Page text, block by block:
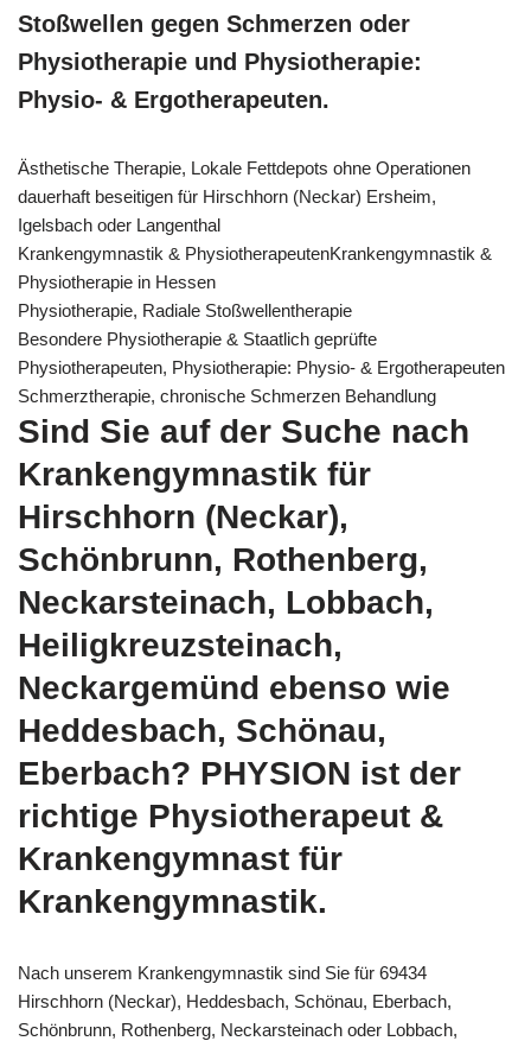
Stoßwellen gegen Schmerzen oder
Physiotherapie und Physiotherapie:
Physio- & Ergotherapeuten.
Ästhetische Therapie, Lokale Fettdepots ohne Operationen
dauerhaft beseitigen für Hirschhorn (Neckar) Ersheim,
Igelsbach oder Langenthal
Krankengymnastik & PhysiotherapeutenKrankengymnastik &
Physiotherapie in Hessen
Physiotherapie, Radiale Stoßwellentherapie
Besondere Physiotherapie & Staatlich geprüfte
Physiotherapeuten, Physiotherapie: Physio- & Ergotherapeuten
Schmerztherapie, chronische Schmerzen Behandlung
Sind Sie auf der Suche nach
Krankengymnastik für
Hirschhorn (Neckar),
Schönbrunn, Rothenberg,
Neckarsteinach, Lobbach,
Heiligkreuzsteinach,
Neckargemünd ebenso wie
Heddesbach, Schönau,
Eberbach? PHYSION ist der
richtige Physiotherapeut &
Krankengymnast für
Krankengymnastik.
Nach unserem Krankengymnastik sind Sie für 69434
Hirschhorn (Neckar), Heddesbach, Schönau, Eberbach,
Schönbrunn, Rothenberg, Neckarsteinach oder Lobbach,